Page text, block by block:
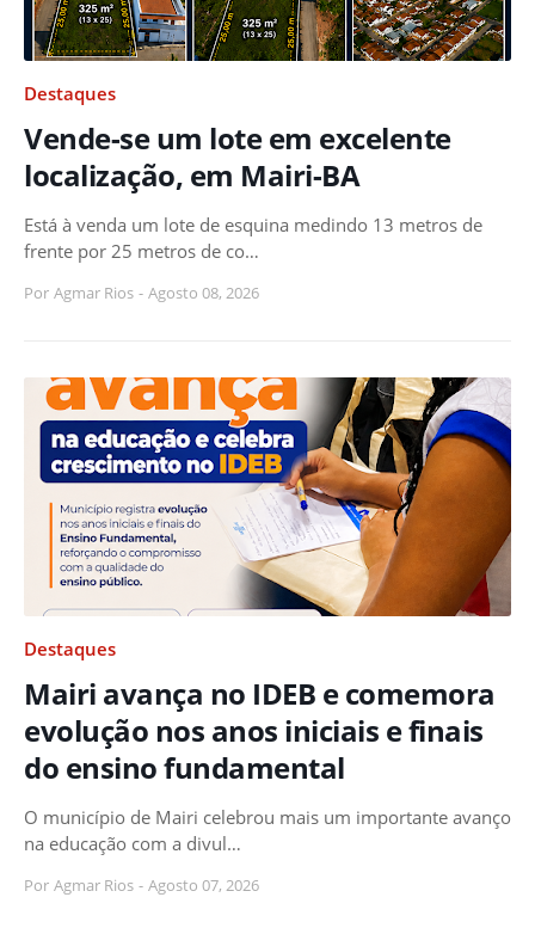
Destaques
Vende-se um lote em excelente
localização, em Mairi-BA
Está à venda um lote de esquina medindo 13 metros de
frente por 25 metros de co…
Por Agmar Rios - Agosto 08, 2026
Destaques
Mairi avança no IDEB e comemora
evolução nos anos iniciais e finais
do ensino fundamental
O município de Mairi celebrou mais um importante avanço
na educação com a divul…
Por Agmar Rios - Agosto 07, 2026